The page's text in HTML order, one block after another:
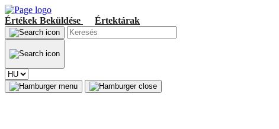
Értékek Beküldése Értektárak